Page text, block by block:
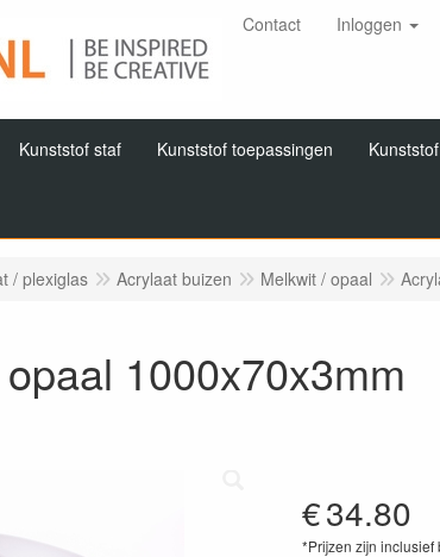
Contact Inloggen
Kunststof staf Kunststof toepassingen
/ plexiglas Acrylaat buizen Melkwit / opaal
1000x70x3mm
€34.80
*Prijzen zijn inclusief